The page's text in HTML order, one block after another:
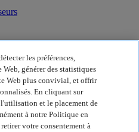
les préférences,
générer des statistiques
Web plus convivial, et offrir
En cliquant sur
et le placement de
à notre Politique en
votre consentement à